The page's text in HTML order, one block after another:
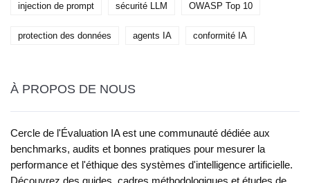
injection de prompt sécurité LLM OWASP Top 10
protection des données agents IA conformité IA
À PROPOS DE NOUS
Cercle de l'Évaluation IA est une communauté dédiée aux
benchmarks, audits et bonnes pratiques pour mesurer la
performance et l'éthique des systèmes d'intelligence artificielle.